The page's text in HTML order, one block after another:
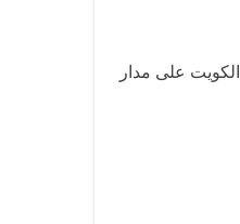
الكويت على مدار